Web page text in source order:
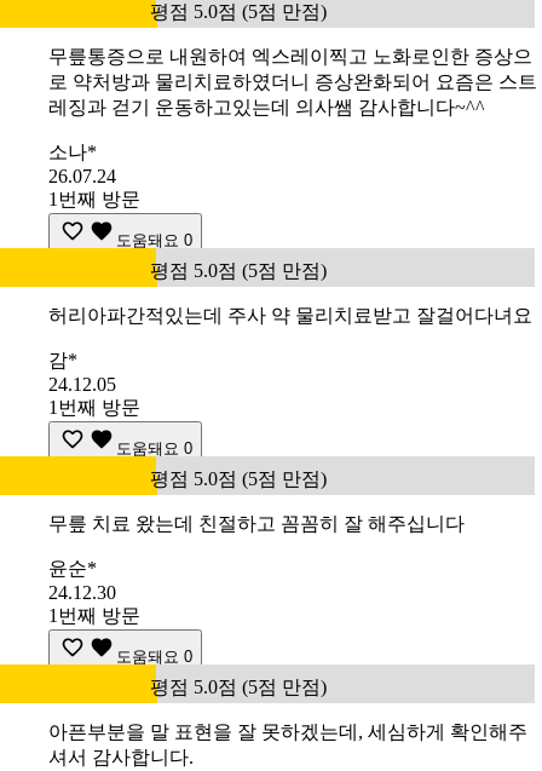
평점 5.0점 (5점 만점)
무릎통증으로 내원하여 엑스레이찍고 노화로인한 증상으
로 약처방과 물리치료하였더니 증상완화되어 요즘은 스트
레징과 걷기 운동하고있는데 의사쌤 감사합니다~^^
소나*
26.07.24
1번째 방문
도움돼요 0
평점 5.0점 (5점 만점)
허리아파간적있는데 주사 약 물리치료받고 잘걸어다녀요
감*
24.12.05
1번째 방문
도움돼요 0
평점 5.0점 (5점 만점)
무릎 치료 왔는데 친절하고 꼼꼼히 잘 해주십니다
윤순*
24.12.30
1번째 방문
도움돼요 0
평점 5.0점 (5점 만점)
아픈부분을 말 표현을 잘 못하겠는데, 세심하게 확인해주
셔서 감사합니다.